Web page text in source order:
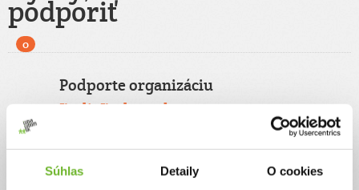
Súhlas Detaily O cookies
podporiť
0
Podporte organizáciu
ĽudiaĽudom.sk
Jednorazový Pravidelný